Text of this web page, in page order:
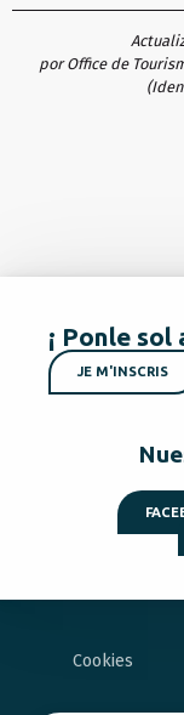
por Office de
¡ Ponle
JE M'INSCRIS
Cookies